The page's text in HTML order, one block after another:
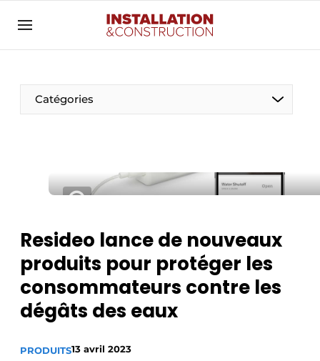
Contact
Contact direct
EntreprisesMerci de votre inscription
S’inscrire
Meest gelezen
Newsletter
Podcasts
Privacy / Cookie statement
Catégories
Électricité
Photovoltaïques
Smart homes
Resideo lance de nouveaux
produits pour protéger les
consommateurs contre les
dégâts des eaux
PRODUITS13 avril 2023